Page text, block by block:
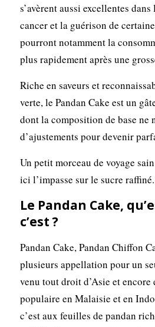
s’avèrent aussi excellentes
cancer et la guérison de
pourront notamment la
plus rapidement après une
Riche en saveurs et
verte, le Pandan Cake est un
dont la composition de base ne
d’ajustements pour devenir
Un petit morceau de voyage
ici l’impasse sur le sucre raffiné.
Le Pandan Cake,
c’est ?
Pandan Cake, Pandan Chiffon
plusieurs appellation pour un
venu tout droit d’Asie et encore
populaire en Malaisie et en
c’est aux feuilles de pandan